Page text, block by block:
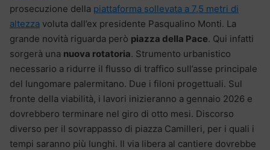
prosecuzione della piattaforma sollevata a 7,5 metri di
altezza voluta dall’ex presidente Pasqualino Monti. La
grande novità riguarda però piazza della Pace. Qui infatti
sorgerà una nuova rotatoria. Strumento urbanistico
necessario a ridurre il flusso di traffico sull’asse principale
del lungomare palermitano. Due i filoni progettuali. Sul
fronte della viabilità, i lavori inizieranno a gennaio 2026 e
dovrebbero terminare nel giro di otto mesi. Discorso
diverso per il sovrappasso di piazza Camilleri, per i quali i
tempi saranno più lunghi. Il via libera al cantiere dovrebbe